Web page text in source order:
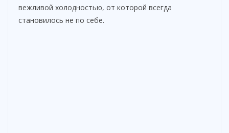
вежливой холодностью, от которой всегда
становилось не по себе.